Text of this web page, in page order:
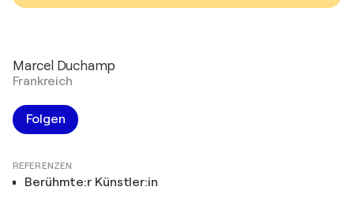
Marcel Duchamp
Frankreich
Folgen
REFERENZEN
Berühmte:r Künstler:in